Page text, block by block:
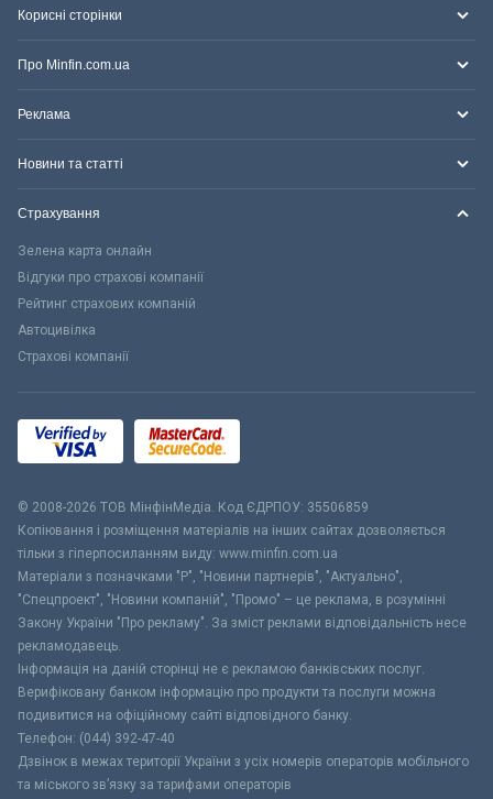
Корисні сторінки
Про Minfin.com.ua
Реклама
Новини та статті
Страхування
Зелена карта онлайн
Відгуки про страхові компанії
Рейтинг страхових компаній
Автоцивілка
Страхові компанії
© 2008-2026 ТОВ МiнфiнМедiа. Код ЄДРПОУ: 35506859
Копіювання і розміщення матеріалів на інших сайтах дозволяється
тільки з гіперпосиланням виду: www.minfin.com.ua
Матеріали з позначками "Р", "Новини партнерів", "Актуально",
"Спецпроект", "Новини компаній", "Промо" – це реклама, в розумінні
Закону України "Про рекламу". За зміст реклами відповідальність несе
рекламодавець.
Інформація на даній сторінці не є рекламою банківських послуг.
Верифіковану банком інформацію про продукти та послуги можна
подивитися на офіційному сайті відповідного банку.
Телефон: (044) 392-47-40
Дзвінок в межах території України з усіх номерів операторів мобільного
та міського зв’язку за тарифами операторів